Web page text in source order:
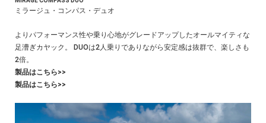
ミラージュ・コンパス・デュオ
よりパフォーマンス性や乗り心地がグレードアップしたオールマイティな
足漕ぎカヤック。 DUOは2人乗りでありながら安定感は抜群で、楽しさも
2倍。
製品はこちら>>
製品はこちら>>